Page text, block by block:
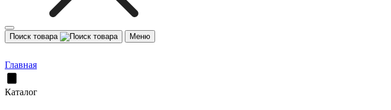
Поиск товара Меню
Главная
Каталог